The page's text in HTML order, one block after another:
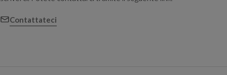
Contattateci